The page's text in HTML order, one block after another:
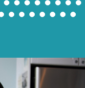
35 36 37 38 39 40 41
42
55 56 57 58 59 60 61 62